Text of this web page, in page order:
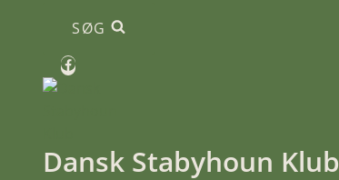
SØG
Dansk Stabyhoun Klub